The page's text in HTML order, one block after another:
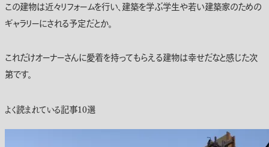
この建物は近々リフォームを行い、建築を学ぶ学生や若い建築家のための
ギャラリーにされる予定だとか。
これだけオーナーさんに愛着を持ってもらえる建物は幸せだなと感じた次
第です。
よく読まれている記事10選